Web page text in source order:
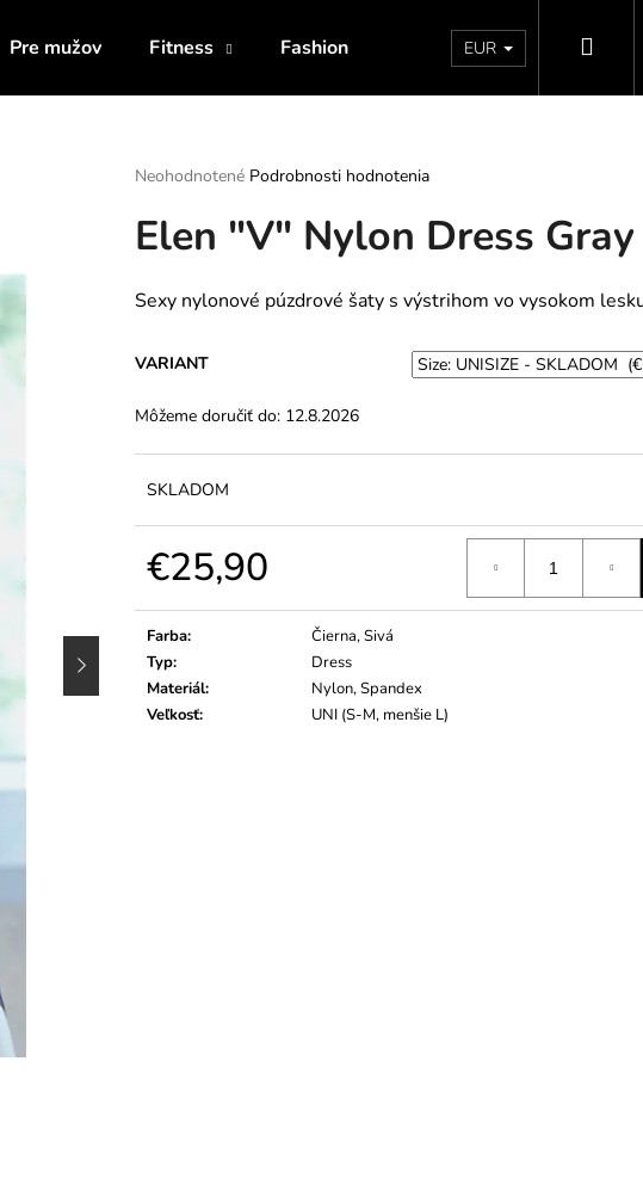
Pre mužov Fitness Fashion Doprava a platby
EUR
Priemerné
produktu
je
z
5
Neohodnotené Podrobnosti hodnotenia
Elen "V" Nylon Dress Gray
Sexy nylonové púzdrové šaty s výstrihom vo vysokom
VARIANT
Môžeme doručiť do: 12.8.2026
SKLADOM
€25,90
Farba:
Čierna, Sivá
Typ:
Dress
Materiál:
Nylon, Spandex
Veľkosť: UNI (S-M, menšie L)
HĽADAŤ